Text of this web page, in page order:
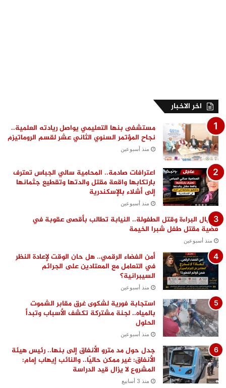
اخر الاخبار
مستشفى بنها التعليمي يواصل ريادته العلمية..
نجاح المؤتمر السنوي الثاني عشر لقسم الروماتيزم
منذ أسبوعين
اعترافات صادمة.. المحامية سالي الجباس تعترف
بارتكابها واقعة مقتل والدتها وتقطيع جثمانها
إلى أشلاء بالإسكندرية
منذ أسبوعين
اغتيال البراءة وقتل الطفولة.. النيابة تطالب بأقصى عقوبة في
قضية مقتل طفل شبرا الخيمة
منذ أسبوعين
أمن الفضاء الرقمي.. هل حان الوقت لإعادة النظر
في التعامل مع المعتادين على الجرائم
السيبرانية؟
منذ أسبوعين
استجابة فورية لشكوى غرق مقابر الشموت
بالمياه.. لجنة مشتركة تكشف الأسباب وتبدأ
الحلول
منذ أسبوعين
جدل حول مد مترو الأنفاق إلى بنها.. رئيس هيئة
الأنفاق: غير ممكن حاليًا.. والنائب إيهاب إمام:
المشروع لا يزال قيد الدراسة
منذ 3 أسابيع